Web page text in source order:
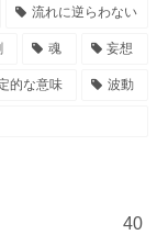
流れに逆らわない
魂 妄想
的な意味 波動
40